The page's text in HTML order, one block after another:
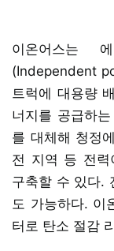
이온어스는
(Independent
트럭에 대용량
너지를 공급하
를 대체해 청정
전 지역 등 전력
구축할 수 있다.
도 가능하다. 이
터로 탄소 절감